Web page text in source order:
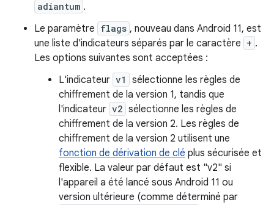
adiantum .
Le paramètre flags , nouveau dans Android 11, est
une liste d'indicateurs séparés par le caractère + .
Les options suivantes sont acceptées :
L'indicateur v1
sélectionne les règles de
chiffrement de la version 1, tandis que
l'indicateur v2 sélectionne les règles de
chiffrement de la version 2. Les règles de
chiffrement de la version 2 utilisent une
fonction de dérivation de clé plus sécurisée et
flexible. La valeur par défaut est "v2" si
l'appareil a été lancé sous Android 11 ou
version ultérieure (comme déterminé par